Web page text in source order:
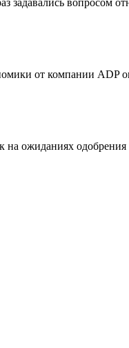
от компании ADP
на ожиданиях